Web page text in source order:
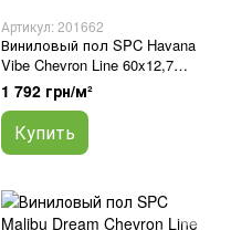
Артикул: 201662
Виниловый пол SPC Havana
Vibe Chevron Line 60x12,7
(5/0.5mm), BlissGround
1 792 грн/м²
Купить